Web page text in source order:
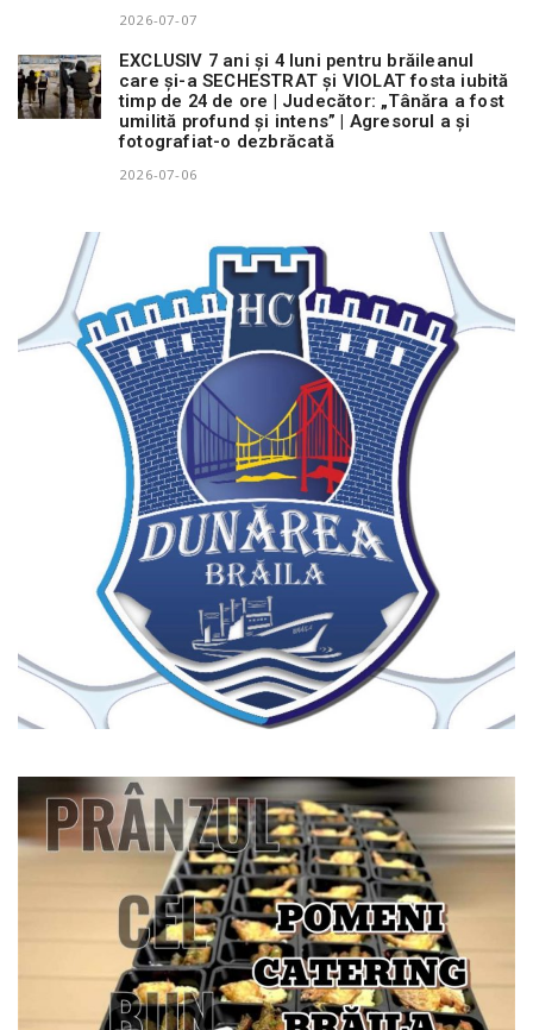
2026-07-07
EXCLUSIV 7 ani și 4 luni pentru brăileanul
care și-a SECHESTRAT și VIOLAT fosta iubită
timp de 24 de ore | Judecător: „Tânăra a fost
umilită profund și intens” | Agresorul a și
fotografiat-o dezbrăcată
2026-07-06